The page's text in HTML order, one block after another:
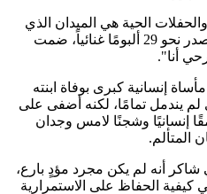
الحية هي الميدان الذي
يتجلى فيه سحره الخاص، حيث أصدر نحو 29 ألبومًا غنائياً، ضمت
أنا".
إنسانية كبرى بوفاة ابنته
الذي لم يندمل تمامًا، لكنه أضفى على
إنسانيًا وشجنًا لامس وجدان
المتألم.
شاكر أنه لم يكن مجرد مؤدٍ بارع،
كيفية الحفاظ على الاستمرارية